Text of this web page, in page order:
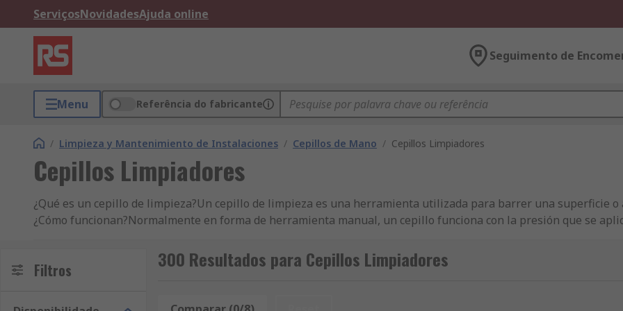
ServiçosNovidadesAjuda online
Seguimento de
Menu Referência do fabricante
/ Limpieza y Mantenimiento de Instalaciones / Cepillos de Mano / Cepillos Limpiadores
Cepillos Limpiadores
¿Qué es un cepillo de limpieza?Un cepillo de limpieza es una herramienta utilizada para barrer una superficie
¿Cómo funcionan?Normalmente en forma de herramienta manual, un cepillo funciona con la presión que se
presión adicional para manchas y suciedad difícil.• Los cepillos con mango de escoba son excelentes para
extensión.• Los cepillos de cerdas duras limpian manchas más difíciles de manera rápida• Los cepillos de cerdas
jardín• En el lugar de trabajo para barrer suelos o limpiar cuartos de baño• Hospitales o escuelas
Filtros 300 Resultados para Cepillos Limpiadores